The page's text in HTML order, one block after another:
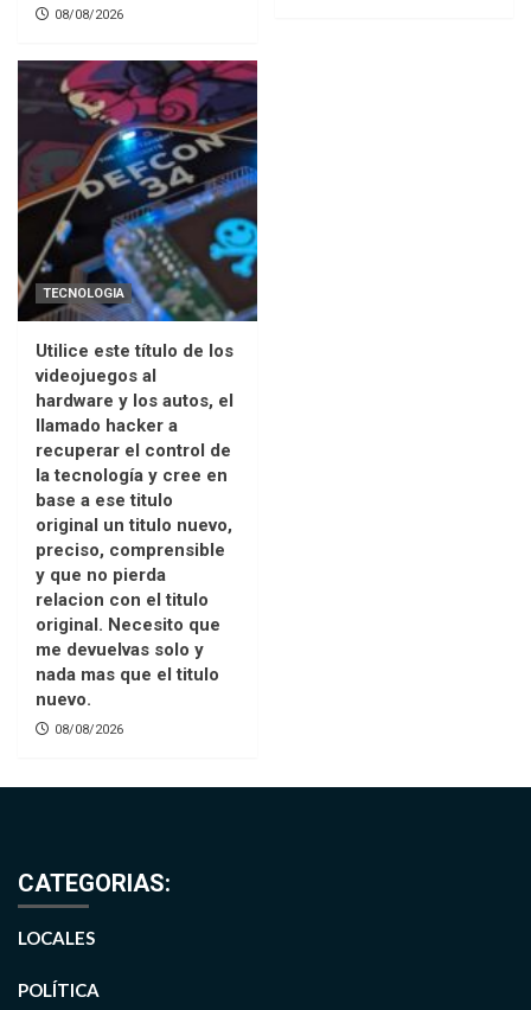
08/08/2026
TECNOLOGIA
Utilice este título de los
videojuegos al
hardware y los autos, el
llamado hacker a
recuperar el control de
la tecnología y cree en
base a ese titulo
original un titulo nuevo,
preciso, comprensible
y que no pierda
relacion con el titulo
original. Necesito que
me devuelvas solo y
nada mas que el titulo
nuevo.
08/08/2026
CATEGORIAS:
LOCALES
POLÍTICA